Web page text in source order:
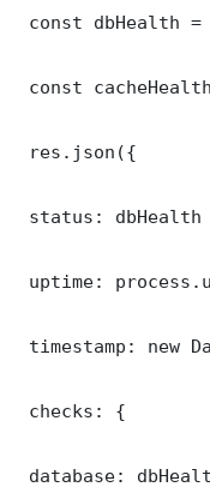
const dbHealth
const
res.json({
status:
uptime:
timestamp: new
checks: {
database: